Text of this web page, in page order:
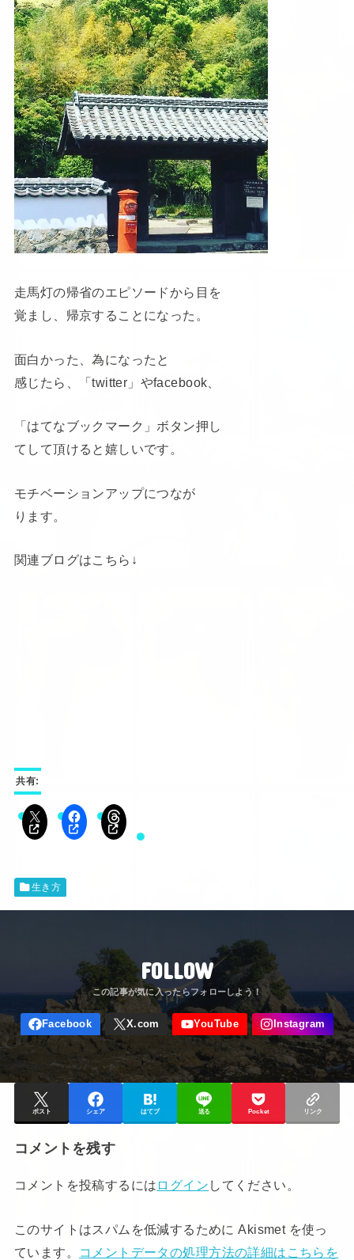
走馬灯の帰省のエピソードから目を
覚まし、帰京することになった。
面白かった、為になったと
感じたら、「twitter」やfacebook、
「はてなブックマーク」ボタン押し
てして頂けると嬉しいです。
モチベーションアップにつなが
ります。
関連ブログはこちら↓
共有:
生き方
FOLLOW
ポスト シェア はてブ 送る Pocket リンク
コメントを残す
コメントを投稿するには ログイン してください。
このサイトはスパムを低減するために Akismet を使っ
ています。
コメントデータの処理方法の詳細はこちらを